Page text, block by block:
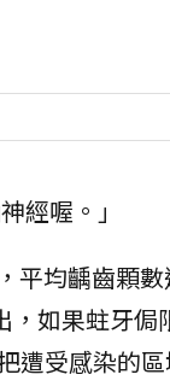
經喔。」
平均齲齒顆
，如果蛀牙侷
遭受感染的